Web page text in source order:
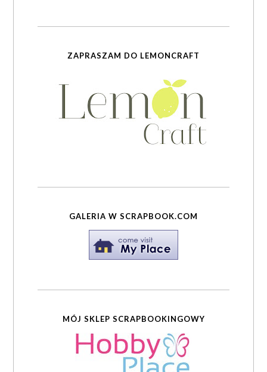
ZAPRASZAM DO LEMONCRAFT
GALERIA W SCRAPBOOK.COM
MÓJ SKLEP SCRAPBOOKINGOWY